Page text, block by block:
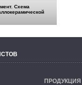
Схема
ПРОДУКЦИЯ